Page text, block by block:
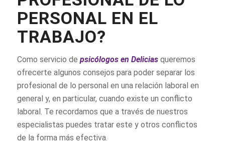
PERSONAL EN EL
TRABAJO?
Como servicio de psicólogos en Delicias queremos
ofrecerte algunos consejos para poder separar los
profesional de lo personal en una relación laboral en
general y, en particular, cuando existe un conflicto
laboral. Te recordamos que a través de nuestros
especialistas puedes tratar este y otros conflictos
de la forma más efectiva.